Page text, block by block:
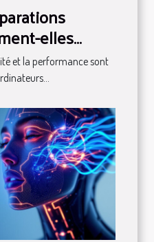
elles
et la performance sont